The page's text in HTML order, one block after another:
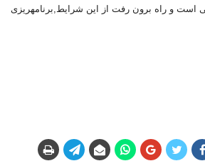
تکنولوژی، عوامل این ناامنی است و راه برون رفت از این شرایط,برنامه‎ریزی